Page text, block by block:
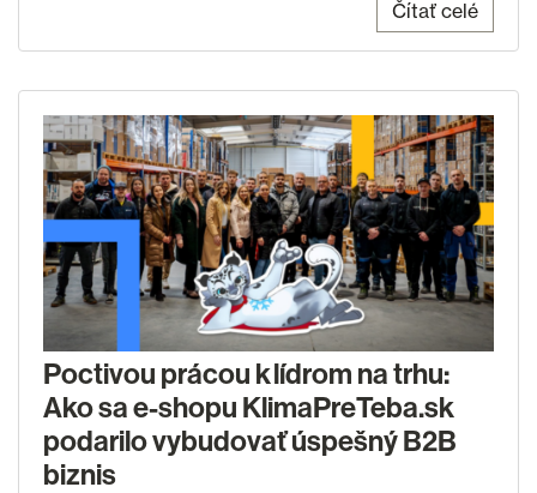
Čítať celé
Poctivou prácou k lídrom na trhu:
Ako sa e-shopu KlimaPreTeba.sk
podarilo vybudovať úspešný B2B
biznis